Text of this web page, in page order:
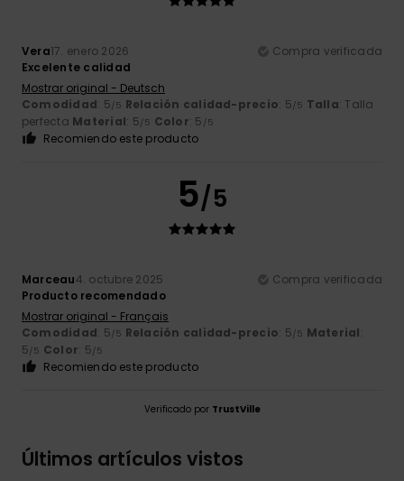
Vera17. enero 2026
Compra verificada
Excelente calidad
Mostrar original - Deutsch
Comodidad: 5/5 Relación calidad-precio: 5/5 Talla: Talla
perfecta Material: 5/5 Color: 5 /5
Recomiendo este producto
5/5
Marceau4. octubre 2025
Compra verificada
Producto recomendado
Mostrar original - Français
Comodidad: 5/5 Relación calidad-precio: 5/5 Material:
5/5 Color: 5/5
Recomiendo este producto
Verificado por TrustVille
Últimos artículos vistos